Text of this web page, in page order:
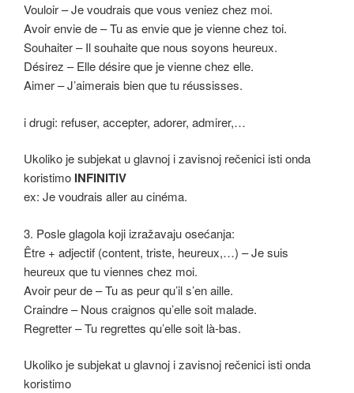
Vouloir – Je voudrais que vous veniez chez moi.
Avoir envie de – Tu as envie que je vienne chez toi.
Souhaiter – Il souhaite que nous soyons heureux.
Désirez – Elle désire que je vienne chez elle.
Aimer – J’aimerais bien que tu réussisses.
i drugi: refuser, accepter, adorer, admirer,…
Ukoliko je subjekat u glavnoj i zavisnoj rečenici isti onda
koristimo INFINITIV
ex: Je voudrais aller au cinéma.
3. Posle glagola koji izražavaju osećanja:
Être + adjectif (content, triste, heureux,…) – Je suis
heureux que tu viennes chez moi.
Avoir peur de – Tu as peur qu’il s’en aille.
Craindre – Nous craignos qu’elle soit malade.
Regretter – Tu regrettes qu’elle soit là-bas.
Ukoliko je subjekat u glavnoj i zavisnoj rečenici isti onda
koristimo